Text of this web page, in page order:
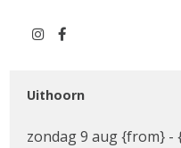
Uithoorn
zondag 9 aug {from} -